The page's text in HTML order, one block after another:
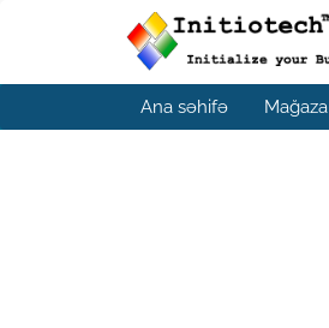
Ana səhifə Mağaza